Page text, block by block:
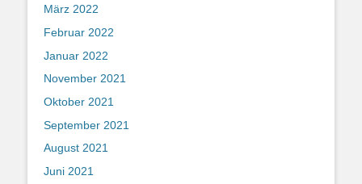
März 2022
Februar 2022
Januar 2022
November 2021
Oktober 2021
September 2021
August 2021
Juni 2021